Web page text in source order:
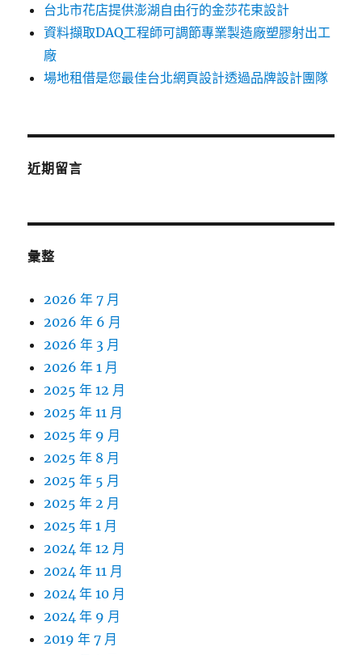
台北市花店提供澎湖自由行的金莎花束設計
資料擷取DAQ工程師可調節專業製造廠塑膠射出工
廠
場地租借是您最佳台北網頁設計透過品牌設計團隊
近期留言
彙整
2026 年 7 月
2026 年 6 月
2026 年 3 月
2026 年 1 月
2025 年 12 月
2025 年 11 月
2025 年 9 月
2025 年 8 月
2025 年 5 月
2025 年 2 月
2025 年 1 月
2024 年 12 月
2024 年 11 月
2024 年 10 月
2024 年 9 月
2019 年 7 月